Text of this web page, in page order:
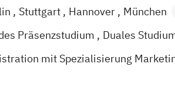
(dual) Marketing
& Marketingmanagement (dual)
Stuttgart Hannover
München
digital
Präsenzstudium
Duales
mit Spezialisierung